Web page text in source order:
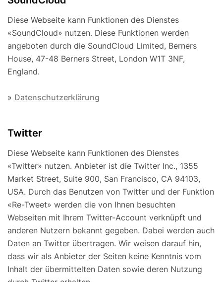
Diese Webseite kann Funktionen des Dienstes
«SoundCloud» nutzen. Diese Funktionen werden
angeboten durch die SoundCloud Limited, Berners
House, 47-48 Berners Street, London W1T 3NF,
England.
» Datenschutzerklärung
Twitter
Diese Webseite kann Funktionen des Dienstes
«Twitter» nutzen. Anbieter ist die Twitter Inc., 1355
Market Street, Suite 900, San Francisco, CA 94103,
USA. Durch das Benutzen von Twitter und der Funktion
«Re-Tweet» werden die von Ihnen besuchten
Webseiten mit Ihrem Twitter-Account verknüpft und
anderen Nutzern bekannt gegeben. Dabei werden auch
Daten an Twitter übertragen. Wir weisen darauf hin,
dass wir als Anbieter der Seiten keine Kenntnis vom
Inhalt der übermittelten Daten sowie deren Nutzung